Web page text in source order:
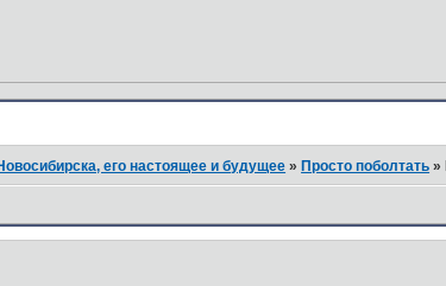
его настоящее и будущее » Просто поболтать »